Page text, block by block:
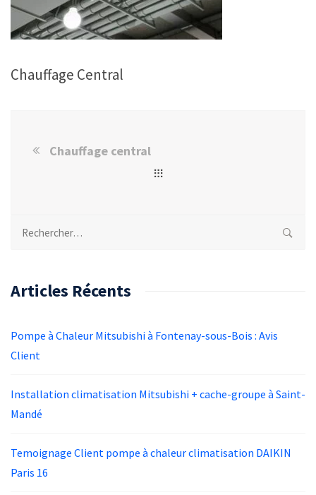
Chauffage Central
Chauffage central
Rechercher :
Articles Récents
Pompe à Chaleur Mitsubishi à Fontenay-sous-Bois : Avis
Client
Installation climatisation Mitsubishi + cache-groupe à Saint-
Mandé
Temoignage Client pompe à chaleur climatisation DAIKIN
Paris 16